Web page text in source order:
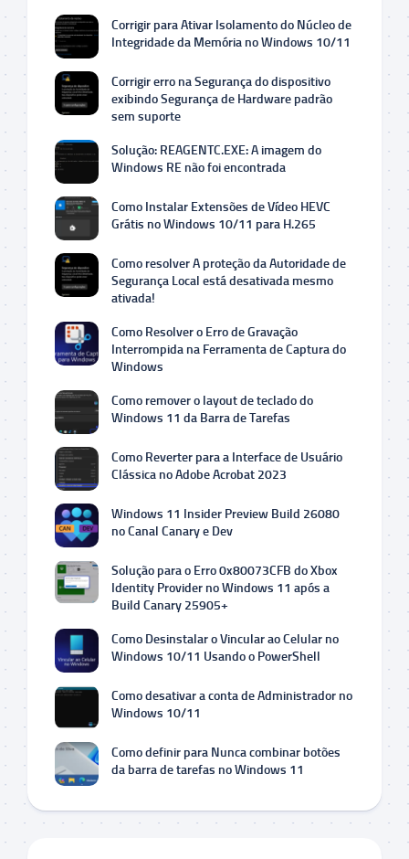
Corrigir para Ativar Isolamento do Núcleo de
Integridade da Memória no Windows 10/11
Corrigir erro na Segurança do dispositivo
exibindo Segurança de Hardware padrão
sem suporte
Solução: REAGENTC.EXE: A imagem do
Windows RE não foi encontrada
Como Instalar Extensões de Vídeo HEVC
Grátis no Windows 10/11 para H.265
Como resolver A proteção da Autoridade de
Segurança Local está desativada mesmo
ativada!
Como Resolver o Erro de Gravação
Interrompida na Ferramenta de Captura do
Windows
Como remover o layout de teclado do
Windows 11 da Barra de Tarefas
Como Reverter para a Interface de Usuário
Clássica no Adobe Acrobat 2023
Windows 11 Insider Preview Build 26080
no Canal Canary e Dev
Solução para o Erro 0x80073CFB do Xbox
Identity Provider no Windows 11 após a
Build Canary 25905+
Como Desinstalar o Vincular ao Celular no
Windows 10/11 Usando o PowerShell
Como desativar a conta de Administrador no
Windows 10/11
Como definir para Nunca combinar botões
da barra de tarefas no Windows 11